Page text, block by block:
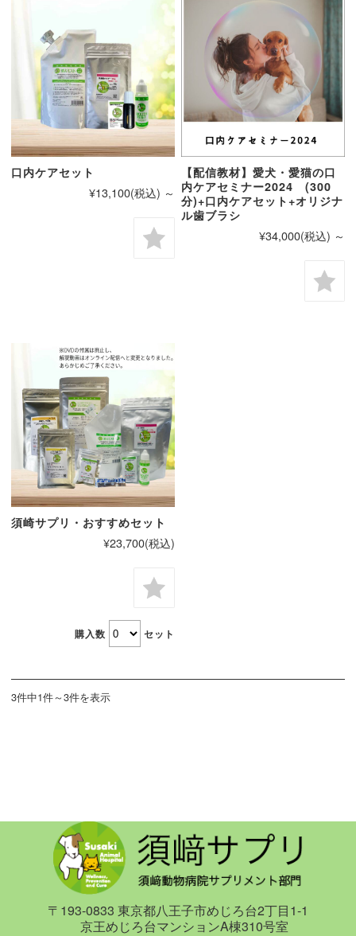
口内ケアセット
¥13,100(税込) ～
【配信教材】愛犬・愛猫の口
内ケアセミナー2024 (300
分)+口内ケアセット+オリジナ
ル歯ブラシ
¥34,000(税込) ～
須崎サプリ・おすすめセット
¥23,700(税込)
購入数 セット
3件中1件～3件を表示
〒193-0833 東京都八王子市めじろ台2丁目1-1
京王めじろ台マンションA棟310号室